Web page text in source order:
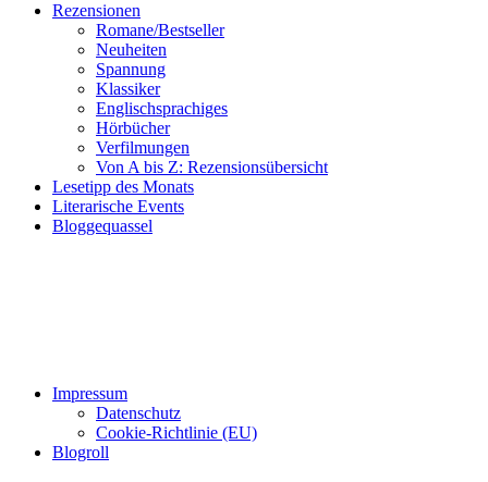
Rezensionen
Romane/Bestseller
Neuheiten
Spannung
Klassiker
Englischsprachiges
Hörbücher
Verfilmungen
Von A bis Z: Rezensionsübersicht
Lesetipp des Monats
Literarische Events
Bloggequassel
Impressum
Datenschutz
Cookie-Richtlinie (EU)
Blogroll